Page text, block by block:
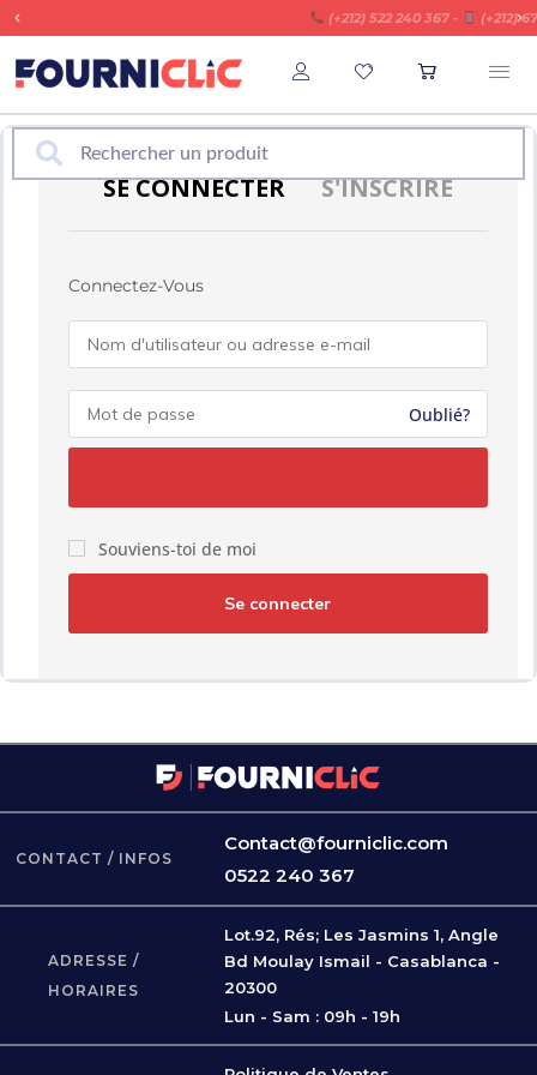
! ​ (+212) 522 240 367 - (+212) 675 031
SE CONNECTER S'INSCRIRE
Connectez-Vous
Oublié?
Souviens-toi de moi
Se connecter
web, gérer l’accès à votre compte, et pour d’autres
raisons décrites dans notrepolitique de
S'inscrire
CONTACT / INFOS
Contact@fourniclic.com
0522 240 367
ADRESSE /
HORAIRES
Lot.92, Rés; Les Jasmins 1, Angle
Bd Moulay Ismail - Casablanca -
20300
Lun - Sam : 09h - 19h